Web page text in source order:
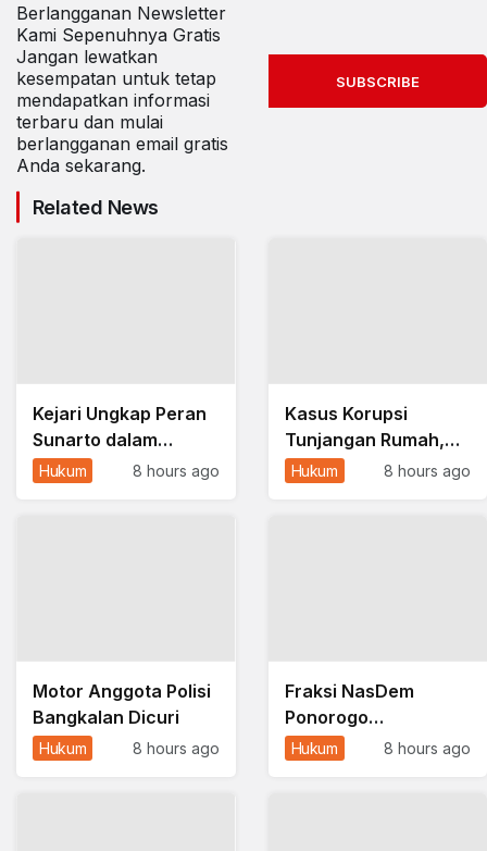
Berlangganan Newsletter
Kami Sepenuhnya Gratis
Jangan lewatkan
kesempatan untuk tetap
mendapatkan informasi
terbaru dan mulai
berlangganan email gratis
Anda sekarang.
SUBSCRIBE
Related News
Kejari Ungkap Peran
Sunarto dalam
Dugaan Manipulasi
Hukum 8 hours ago
Kasus Korupsi
Tunjangan Rumah,
Mantan Ketua DPRD
Hukum 8 hours ago
Motor Anggota Polisi
Bangkalan Dicuri
Hukum 8 hours ago
Fraksi NasDem
Ponorogo
Kembalikan Rp748
Hukum 8 hours ago